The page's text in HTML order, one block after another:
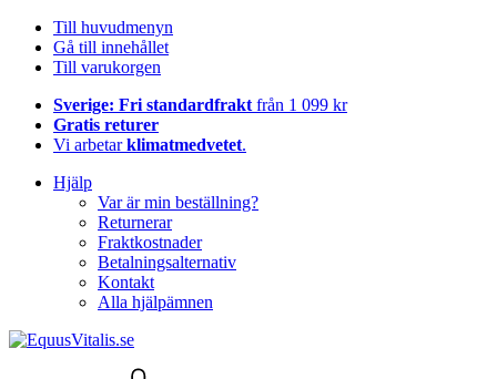
Till huvudmenyn
Gå till innehållet
Till varukorgen
Sverige: Fri standardfrakt från 1 099 kr
Gratis returer
Vi arbetarklimatmedvetet.
Hjälp
Var är min beställning?
Returnerar
Fraktkostnader
Betalningsalternativ
Kontakt
Alla hjälpämnen